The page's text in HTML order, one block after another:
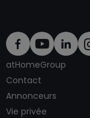
atHomeGroup
Contact
Annonceurs
Vie privée